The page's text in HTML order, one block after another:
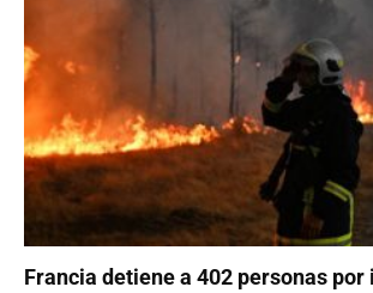
Francia detiene a 402 personas por